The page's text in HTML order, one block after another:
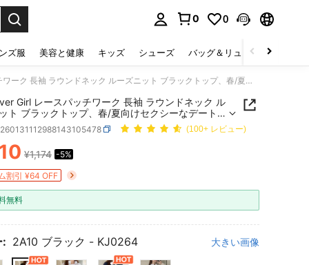
0 0
ズ服 美容と健康 キッズ シューズ バッグ＆リュック
Star River Girl レースパッチワーク 長袖 ラウンドネック ルーズニット ブラックトップ、春/夏向けセクシーなデートトップ、バレンタインデーカジュアル
Girl レースパッチワーク 長袖 ラウンドネック ル
ト ブラックトップ、春/夏向けセクシーなデート
バレンタインデーカジュアル
(100+ レビュー)
AND AVAILABILITY
¥1,174 -5%
割引 ¥64 OFF
無料
: 2A10 ブラック - KJ0264 大きい画像